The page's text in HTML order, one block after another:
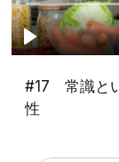
#17 常識と
性